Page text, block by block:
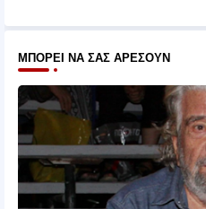
ΜΠΟΡΕΊ ΝΑ ΣΑΣ ΑΡΈΣΟΥΝ